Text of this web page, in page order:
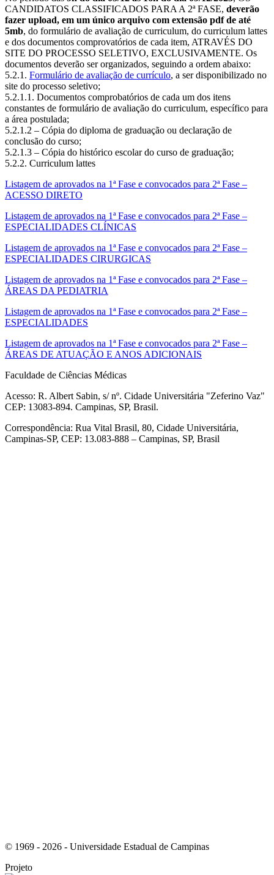
CANDIDATOS CLASSIFICADOS PARA A 2ª FASE, deverão
fazer upload, em um único arquivo com extensão pdf de até
5mb, do formulário de avaliação de curriculum, do curriculum lattes
e dos documentos comprovatórios de cada item, ATRAVÉS DO
SITE DO PROCESSO SELETIVO, EXCLUSIVAMENTE. Os
documentos deverão ser organizados, seguindo a ordem abaixo:
5.2.1. Formulário de avaliação de currículo, a ser disponibilizado no
site do processo seletivo;
5.2.1.1. Documentos comprobatórios de cada um dos itens
constantes de formulário de avaliação do curriculum, específico para
a área postulada;
5.2.1.2 – Cópia do diploma de graduação ou declaração de
conclusão do curso;
5.2.1.3 – Cópia do histórico escolar do curso de graduação;
5.2.2. Curriculum lattes
Listagem de aprovados na 1ª Fase e convocados para 2ª Fase –
ACESSO DIRETO
Listagem de aprovados na 1ª Fase e convocados para 2ª Fase –
ESPECIALIDADES CLÍNICAS
Listagem de aprovados na 1ª Fase e convocados para 2ª Fase –
ESPECIALIDADES CIRURGICAS
Listagem de aprovados na 1ª Fase e convocados para 2ª Fase –
ÁREAS DA PEDIATRIA
Listagem de aprovados na 1ª Fase e convocados para 2ª Fase –
ESPECIALIDADES
Listagem de aprovados na 1ª Fase e convocados para 2ª Fase –
ÁREAS DE ATUAÇÃO E ANOS ADICIONAIS
Faculdade de Ciências Médicas
Acesso: R. Albert Sabin, s/ nº. Cidade Universitária "Zeferino Vaz"
CEP: 13083-894. Campinas, SP, Brasil.
Correspondência: Rua Vital Brasil, 80, Cidade Universitária,
Campinas-SP, CEP: 13.083-888 – Campinas, SP, Brasil
© 1969 - 2026 - Universidade Estadual de Campinas
Projeto